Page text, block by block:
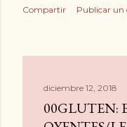
Compartir Publicar un
diciembre 12, 2018
00GLUTEN: